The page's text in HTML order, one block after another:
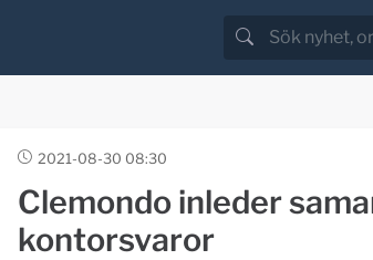
2021-08-30 08:30
Clemondo inleder
kontorsvaror